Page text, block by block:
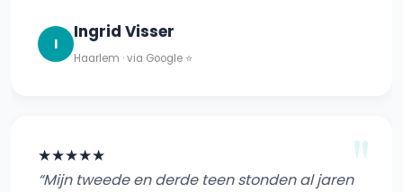
I
Ingrid Visser
Haarlem · via Google ⭐
★★★★★
“Mijn tweede en derde teen stonden al jaren